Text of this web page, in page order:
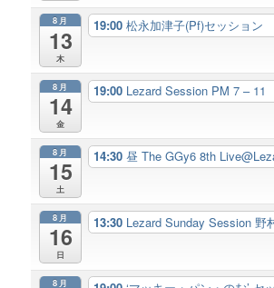
8月
13
木
19:00松永加津子(Pf)セッション
8月
14
金
19:00 Lezard Session PM 7 –
8月
15
土
14:30昼 The GGy6 8th
8月
16
日
13:30 Lezard Sunday Session 野
8月